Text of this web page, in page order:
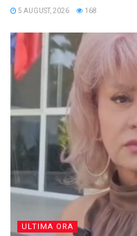
5 AUGUST, 2026 168
ULTIMA ORA